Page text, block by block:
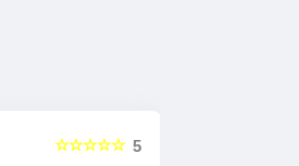
5
☆☆☆☆☆